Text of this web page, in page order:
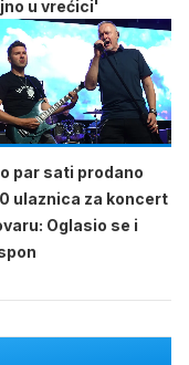
u vrećici'
par sati prodano
ulaznica za koncert
Oglasio se i